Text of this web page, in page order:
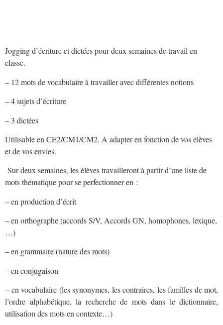
Jogging d’écriture et dictées pour deux semaines de travail en
classe.
– 12 mots de vocabulaire à travailler avec différentes notions
– 4 sujets d’écriture
– 3 dictées
Utilisable en CE2/CM1/CM2. A adapter en fonction de vos élèves
et de vos envies.
Sur deux semaines, les élèves travailleront à partir d’une liste de
mots thématique pour se perfectionner en :
– en production d’écrit
– en orthographe (accords S/V, Accords GN, homophones, lexique,
…)
– en grammaire (nature des mots)
– en conjugaison
– en vocabulaire (les synonymes, les contraires, les familles de mot,
l’ordre alphabétique, la recherche de mots dans le dictionnaire,
utilisation des mots en contexte…)